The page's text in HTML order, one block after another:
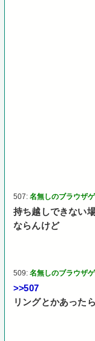
507:名無しのブラウザ
持ち越しできない
ならんけど
509:名無しのブラウザ
>>507
リングとかあった